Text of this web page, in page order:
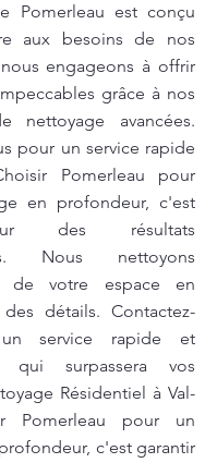
Pomerleau est conçu
aux besoins de nos
engageons à offrir
grâce à nos
nettoyage avancées.
pour un service rapide
Pomerleau pour
en profondeur, c'est
des résultats
Nous nettoyons
de votre espace en
détails. Contactez-
service rapide et
qui surpassera vos
Résidentiel à Val-
Pomerleau pour un
c'est garantir